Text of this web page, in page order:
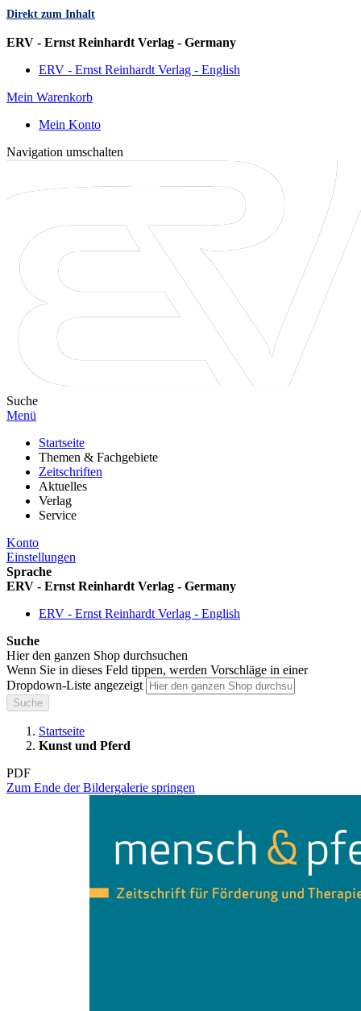
Direkt zum Inhalt
ERV - Ernst Reinhardt Verlag - Germany
ERV - Ernst Reinhardt Verlag - English
Mein Warenkorb
Mein Konto
Navigation umschalten
Suche
Menü
Startseite
Themen & Fachgebiete
Zeitschriften
Aktuelles
Verlag
Service
Konto
Einstellungen
Sprache
ERV - Ernst Reinhardt Verlag - Germany
ERV - Ernst Reinhardt Verlag - English
Suche
Hier den ganzen Shop durchsuchen
Wenn Sie in dieses Feld tippen, werden Vorschläge in einer
Dropdown-Liste angezeigt
Suche
Startseite
Kunst und Pferd
PDF
Zum Ende der Bildergalerie springen